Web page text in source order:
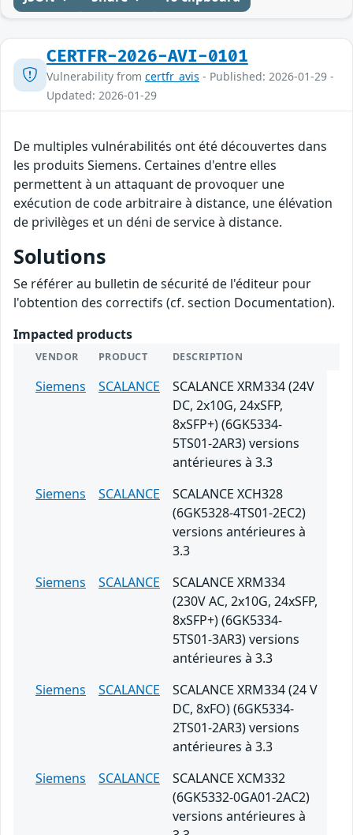
CERTFR-2026-AVI-0101
Vulnerability from certfr_avis - Published: 2026-01-29 -
Updated: 2026-01-29
De multiples vulnérabilités ont été découvertes dans
les produits Siemens. Certaines d'entre elles
permettent à un attaquant de provoquer une
exécution de code arbitraire à distance, une élévation
de privilèges et un déni de service à distance.
Solutions
Se référer au bulletin de sécurité de l'éditeur pour
l'obtention des correctifs (cf. section Documentation).
Impacted products
VENDOR PRODUCT DESCRIPTION
Siemens SCALANCE
SCALANCE XRM334 (24V
DC, 2x10G, 24xSFP,
8xSFP+) (6GK5334-
5TS01-2AR3) versions
antérieures à 3.3
Siemens
SCALANCE
SCALANCE XCH328
(6GK5328-4TS01-2EC2)
versions antérieures à
3.3
Siemens
SCALANCE
SCALANCE XRM334
(230V AC, 2x10G, 24xSFP,
8xSFP+) (6GK5334-
5TS01-3AR3) versions
antérieures à 3.3
Siemens
SCALANCE
SCALANCE XRM334 (24 V
DC, 8xFO) (6GK5334-
2TS01-2AR3) versions
antérieures à 3.3
Siemens
SCALANCE
SCALANCE XCM332
(6GK5332-0GA01-2AC2)
versions antérieures à